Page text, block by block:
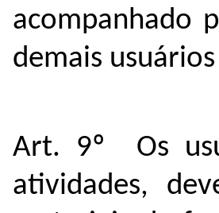
acompanhado
demais
Art. 9º Os
atividades,